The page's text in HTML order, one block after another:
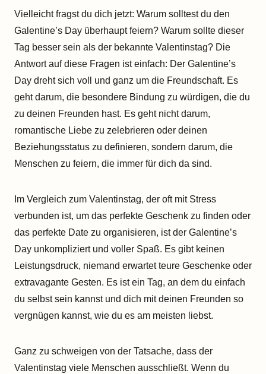
Vielleicht fragst du dich jetzt: Warum solltest du den
Galentine’s Day überhaupt feiern? Warum sollte dieser
Tag besser sein als der bekannte Valentinstag? Die
Antwort auf diese Fragen ist einfach: Der Galentine’s
Day dreht sich voll und ganz um die Freundschaft. Es
geht darum, die besondere Bindung zu würdigen, die du
zu deinen Freunden hast. Es geht nicht darum,
romantische Liebe zu zelebrieren oder deinen
Beziehungsstatus zu definieren, sondern darum, die
Menschen zu feiern, die immer für dich da sind.
Im Vergleich zum Valentinstag, der oft mit Stress
verbunden ist, um das perfekte Geschenk zu finden oder
das perfekte Date zu organisieren, ist der Galentine’s
Day unkompliziert und voller Spaß. Es gibt keinen
Leistungsdruck, niemand erwartet teure Geschenke oder
extravagante Gesten. Es ist ein Tag, an dem du einfach
du selbst sein kannst und dich mit deinen Freunden so
vergnügen kannst, wie du es am meisten liebst.
Ganz zu schweigen von der Tatsache, dass der
Valentinstag viele Menschen ausschließt. Wenn du